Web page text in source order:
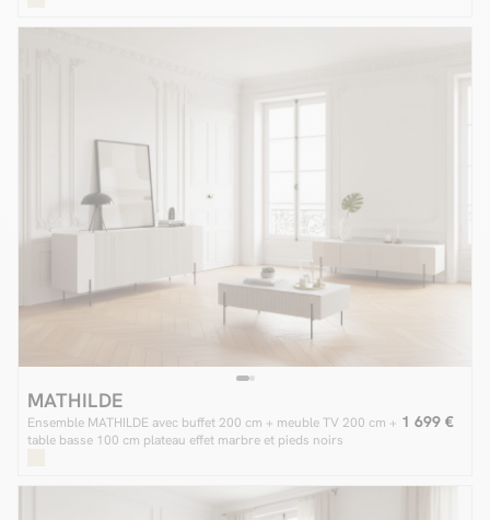
MATHILDE
Ensemble MATHILDE avec buffet 200 cm + meuble TV 200 cm +
table basse 100 cm plateau effet marbre et pieds noirs
1 699 €